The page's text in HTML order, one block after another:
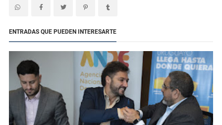
ENTRADAS QUE PUEDEN INTERESARTE